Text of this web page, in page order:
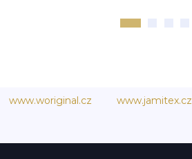
www.woriginal.cz www.jamitex.cz